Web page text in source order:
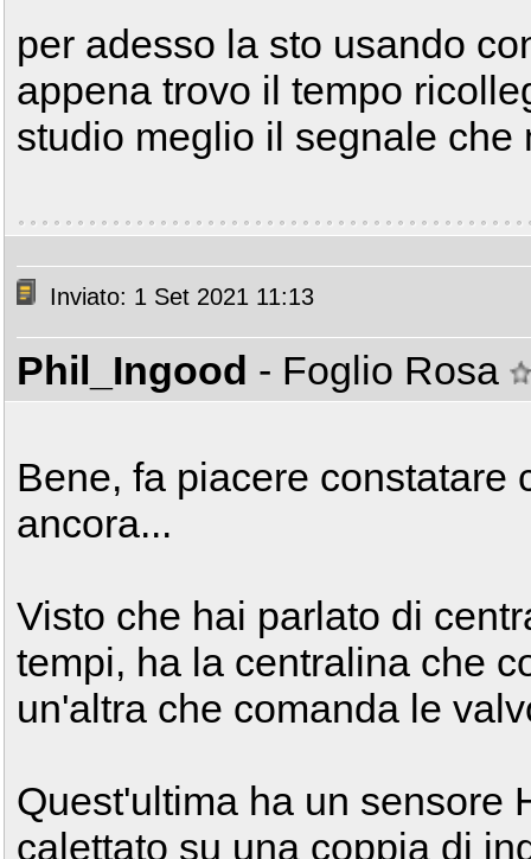
per adesso la sto usando
appena trovo il tempo
studio meglio il segnale
Inviato: 1 Set 2021 11:13
Phil_Ingood - Foglio Rosa
Bene, fa piacere constatare
ancora...
Visto che hai parlato di
tempi, ha la centralina che
un'altra che comanda le
Quest'ultima ha un sensore
calettato su una coppia di